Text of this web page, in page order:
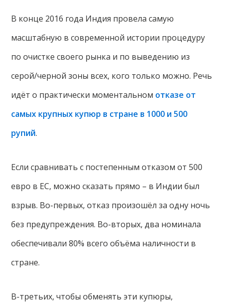
В конце 2016 года Индия провела самую
масштабную в современной истории процедуру
по очистке своего рынка и по выведению из
серой/черной зоны всех, кого только можно. Речь
идёт о практически моментальном отказе от
самых крупных купюр в стране в 1000 и 500
рупий.
Если сравнивать с постепенным отказом от 500
евро в ЕС, можно сказать прямо – в Индии был
взрыв. Во-первых, отказ произошёл за одну ночь
без предупреждения. Во-вторых, два номинала
обеспечивали 80% всего объёма наличности в
стране.
В-третьих, чтобы обменять эти купюры,